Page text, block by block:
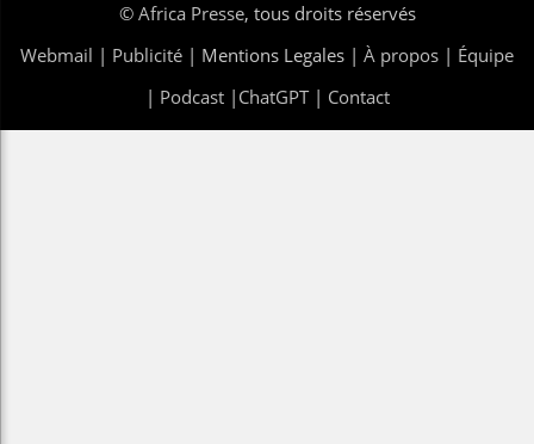
© Africa Presse, tous droits réservés
Webmail | Publicité | Mentions Legales | À propos | Équipe
| Podcast| ChatGPT| Contact